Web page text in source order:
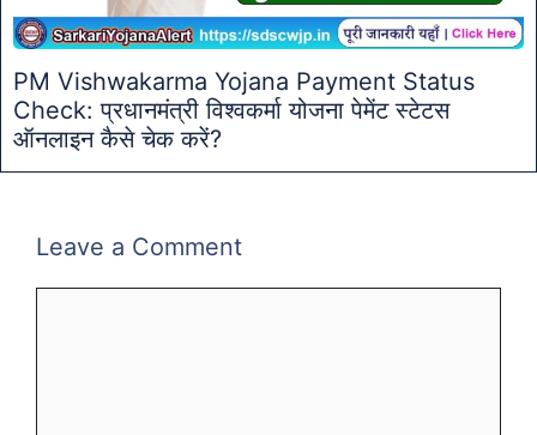
PM Vishwakarma Yojana Payment Status
Check: प्रधानमंत्री विश्वकर्मा योजना पेमेंट स्टेटस
ऑनलाइन कैसे चेक करें?
Leave a Comment